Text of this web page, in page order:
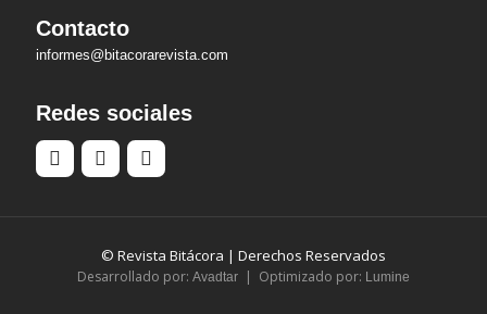
Contacto
informes@bitacorarevista.com
Redes sociales
© Revista Bitácora | Derechos Reservados
Desarrollado por: Avadtar | Optimizado por: Lumine